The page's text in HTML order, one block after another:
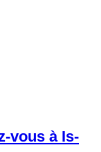
vous à Is-